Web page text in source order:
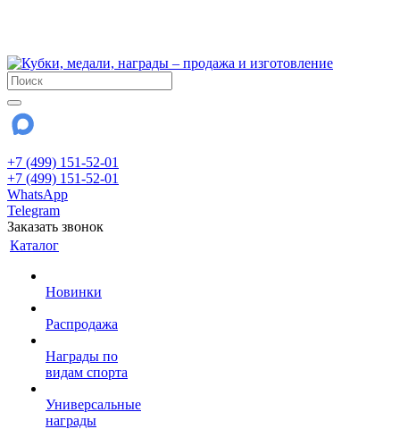
+7 (499) 151-52-01
+7 (499) 151-52-01
WhatsApp
Telegram
Заказать звонок
Каталог
Новинки
Распродажа
Награды по
видам спорта
Универсальные
награды